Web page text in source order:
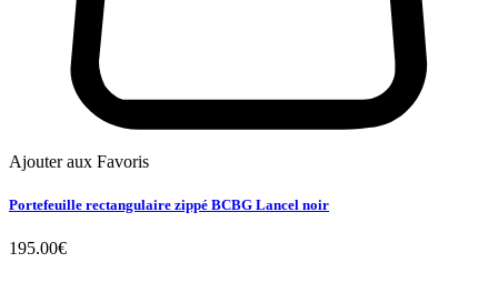
Ajouter aux Favoris
Portefeuille rectangulaire zippé BCBG Lancel noir
195.00€